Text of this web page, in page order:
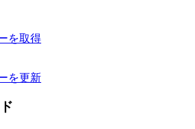
を取得
を更新